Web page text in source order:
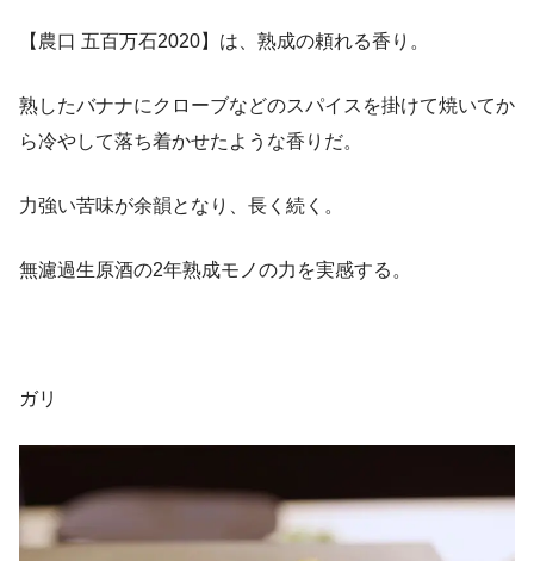
【農口 五百万石2020】は、熟成の頼れる香り。
熟したバナナにクローブなどのスパイスを掛けて焼いてか
ら冷やして落ち着かせたような香りだ。
力強い苦味が余韻となり、長く続く。
無濾過生原酒の2年熟成モノの力を実感する。
ガリ